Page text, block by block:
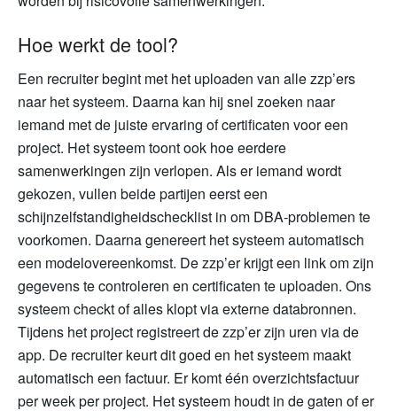
Hoe werkt de tool?
Een recruiter begint met het uploaden van alle zzp’ers
naar het systeem. Daarna kan hij snel zoeken naar
iemand met de juiste ervaring of certificaten voor een
project. Het systeem toont ook hoe eerdere
samenwerkingen zijn verlopen. Als er iemand wordt
gekozen, vullen beide partijen eerst een
schijnzelfstandigheidschecklist in om DBA-problemen te
voorkomen. Daarna genereert het systeem automatisch
een modelovereenkomst. De zzp’er krijgt een link om zijn
gegevens te controleren en certificaten te uploaden. Ons
systeem checkt of alles klopt via externe databronnen.
Tijdens het project registreert de zzp’er zijn uren via de
app. De recruiter keurt dit goed en het systeem maakt
automatisch een factuur. Er komt één overzichtsfactuur
per week per project. Het systeem houdt in de gaten of er